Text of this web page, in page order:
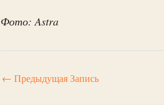
Фото: Astra
← Предыдущая Запись